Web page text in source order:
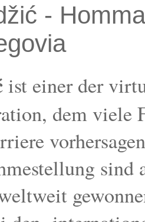
-
ist einer der
dem viele
sind